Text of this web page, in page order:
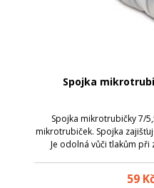
Spojka
Spojka mikrotrubičky 7/
mikrotrubiček. Spojka
Je odolná vůči tlakům při
59